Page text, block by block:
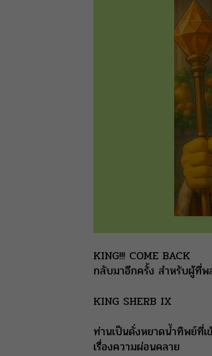
KING!!! COME BACK
กลับมาอีกครั้ง สำหรับผู้ที่
KING SHERB IX
ท่านเป็นดั่งหยาดน้ำทิพย์ที่เ
เรื่องความผ่อนคลาย